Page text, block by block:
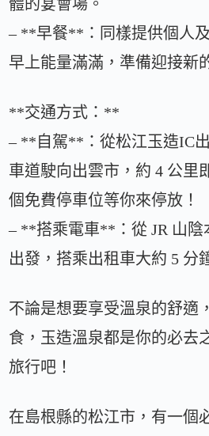
體的宴會場。
– **早餐**：同樣提供個人
早上能量滿滿，準備迎接新
**交通方式：**
– **自駕**：從松江玉造IC
車道駛向出雲市，約 4 公里
個免費停車位等你來停放！
– **搭乘電車**：從 JR 山陰
出發，搭乘出租車大約 5 分
不論是想要享受溫泉的舒適
食，玉造溫泉都是你的必去
旅行吧！
在島根縣的松江市，有一